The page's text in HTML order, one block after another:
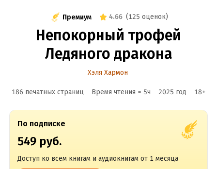
Премиум 4.66 (125 оценок)
Непокорный трофей
Ледяного дракона
Хэля Хармон
186 печатных страниц Время чтения ≈ 5ч 2025 год 18+
По подписке
549 руб.
Доступ ко всем книгам и аудиокнигам от 1 месяца